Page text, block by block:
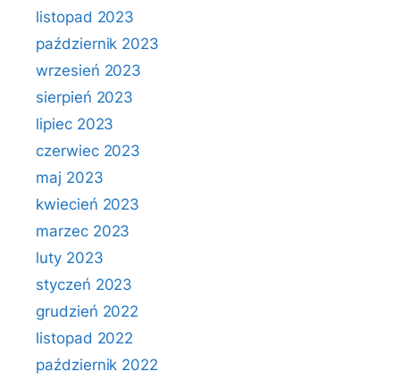
listopad 2023
październik 2023
wrzesień 2023
sierpień 2023
lipiec 2023
czerwiec 2023
maj 2023
kwiecień 2023
marzec 2023
luty 2023
styczeń 2023
grudzień 2022
listopad 2022
październik 2022